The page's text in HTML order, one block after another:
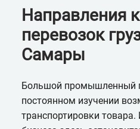
Направления
перевозок
Самары
Большой промышленный
постоянном изучении
транспортировки товара.